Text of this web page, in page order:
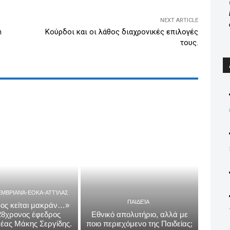
NEXT ARTICLE
Κούρδοι και οι λάθος διαχρονικές επιλογές
τους.
ΕΟΚΑ-ΑΤΤΊΛΑΣ
κείται μακράν…»
έφεδρος
Μάκης Σεργίδης.
ΠΑΙΔΕΊΑ
Εθνικό απολυτήριο, αλλά με
ποιο περιεχόμενο της Παιδείας;